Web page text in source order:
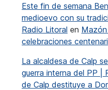
Este fin de semana
medioevo con su
Radio Litoral en
celebraciones
La alcaldesa de Calp
guerra interna del PP |
de Calp destituye a